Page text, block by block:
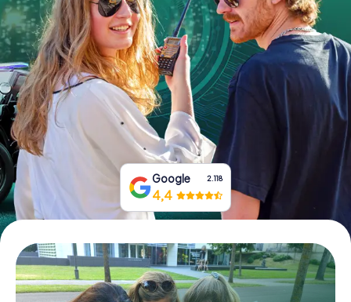
IT
NL
Prenota Biglietti
Acquista i Voucher
Google 2.118
4,4